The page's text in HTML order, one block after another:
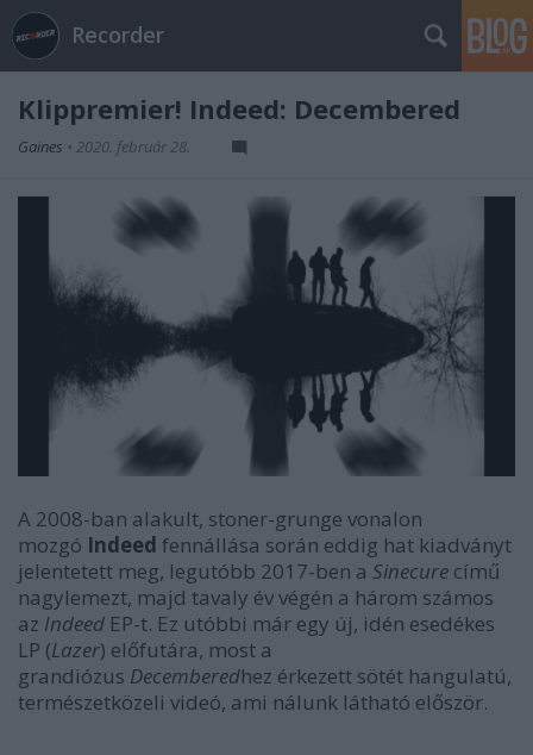
Recorder
Klippremier! Indeed: Decembered
Gaines • 2020. február 28.
A 2008-ban alakult, stoner-grunge vonalon
mozgó Indeed fennállása során eddig hat kiadványt
jelentetett meg, legutóbb 2017-ben a Sinecure című
nagylemezt, majd tavaly év végén a három számos
az Indeed EP-t. Ez utóbbi már egy új, idén esedékes
LP (Lazer) előfutára, most a
grandiózus Decemberedhez érkezett sötét hangulatú,
természetközeli videó, ami nálunk látható először.